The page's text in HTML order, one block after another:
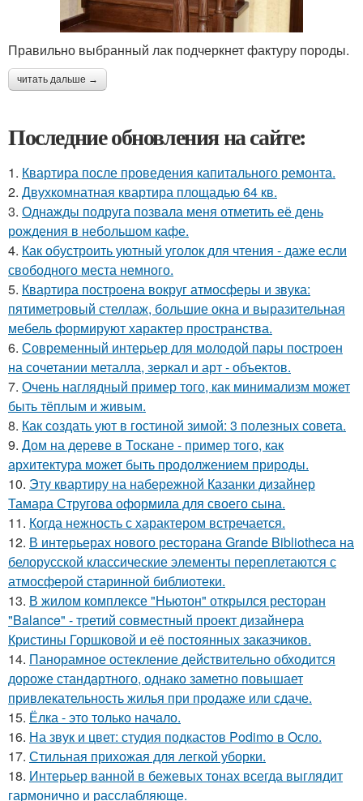
Правильно выбранный лак подчеркнет фактуру породы.
читать дальше →
Последние обновления на сайте:
1. Квартира после проведения капитального ремонта.
2. Двухкомнатная квартира площадью 64 кв.
3. Однажды подруга позвала меня отметить её день
рождения в небольшом кафе.
4. Как обустроить уютный уголок для чтения - даже если
свободного места немного.
5. Квартира построена вокруг атмосферы и звука:
пятиметровый стеллаж, большие окна и выразительная
мебель формируют характер пространства.
6. Современный интерьер для молодой пары построен
на сочетании металла, зеркал и арт - объектов.
7. Очень наглядный пример того, как минимализм может
быть тёплым и живым.
8. Как создать уют в гостиной зимой: 3 полезных совета.
9. Дом на дереве в Тоскане - пример того, как
архитектура может быть продолжением природы.
10. Эту квартиру на набережной Казанки дизайнер
Тамара Стругова оформила для своего сына.
11. Когда нежность с характером встречается.
12. В интерьерах нового ресторана Grande Bibliotheca на
белорусской классические элементы переплетаются с
атмосферой старинной библиотеки.
13. В жилом комплексе "Ньютон" открылся ресторан
"Balance" - третий совместный проект дизайнера
Кристины Горшковой и её постоянных заказчиков.
14. Панорамное остекление действительно обходится
дороже стандартного, однако заметно повышает
привлекательность жилья при продаже или сдаче.
15. Ёлка - это только начало.
16. На звук и цвет: студия подкастов Podimo в Осло.
17. Стильная прихожая для легкой уборки.
18. Интерьер ванной в бежевых тонах всегда выглядит
гармонично и расслабляюще.